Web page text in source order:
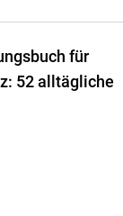
für
52 alltägliche